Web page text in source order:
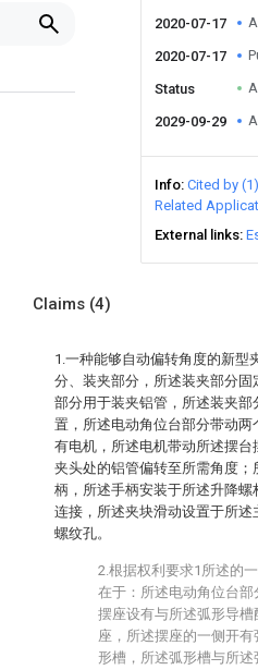
2020-07-17
2020-07-17
Status
2029-09-29
Info Cited by (1)
Related
External links
Claims (4)
1.一种能够自动偏转角度的新型
分、装夹部分，所述装夹部分
部分用于装夹铝管，所述装夹
置，所述电动角位台部分带动
有电机，所述电机带动所述摆
夹头处的铝管偏转至所需角度
柄，所述手柄安装于所述升降
连接，所述夹块滑动设置于所
螺纹孔。
2.根据权利要求1所述的
在于：所述电动角位台
摆座设有与所述弧形导
座，所述摆座的一侧开
形槽，所述弧形槽与所